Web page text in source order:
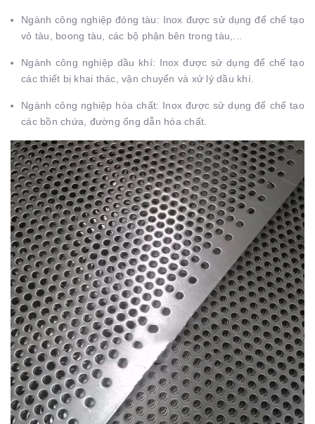
Ngành công nghiệp đóng tàu: Inox được sử dụng để chế tạo
vỏ tàu, boong tàu, các bộ phận bên trong tàu,...
Ngành công nghiệp dầu khí: Inox được sử dụng để chế tạo
các thiết bị khai thác, vận chuyển và xử lý dầu khí.
Ngành công nghiệp hóa chất: Inox được sử dụng để chế tạo
các bồn chứa, đường ống dẫn hóa chất.